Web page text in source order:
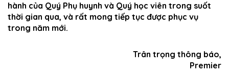
hành của Quý Phụ huynh và Quý học viên trong suốt
thời gian qua, và rất mong tiếp tục được phục vụ
trong năm mới.
Trân trọng thông báo,
Premier